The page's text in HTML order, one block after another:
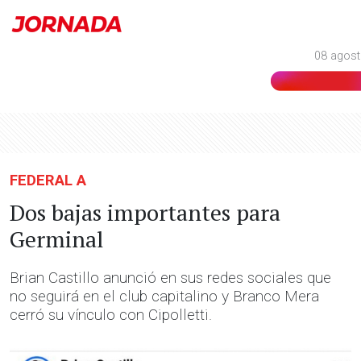
08
FEDERAL A
Dos bajas importantes para
Germinal
Brian Castillo anunció en sus redes sociales que
no seguirá en el club capitalino y Branco Mera
cerró su vínculo con Cipolletti.